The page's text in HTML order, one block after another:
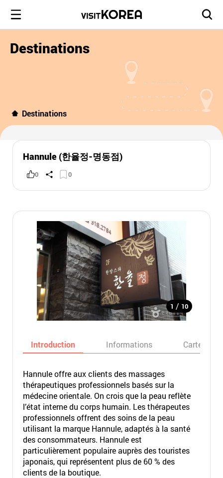
Destinations
Destinations
Hannule (한율정-명동점)
0 0
1 / 10
Introduction Informations Carte
Hannule offre aux clients des massages
thérapeutiques professionnels basés sur la
médecine orientale. On crois que la peau reflète
l’état interne du corps humain. Les thérapeutes
professionnels offrent des soins de la peau
utilisant la marque Hannule, adaptés à la santé
des consommateurs. Hannule est
particulièrement populaire auprès des touristes
japonais, qui représentent plus de 60 % des
clients de la boutique.